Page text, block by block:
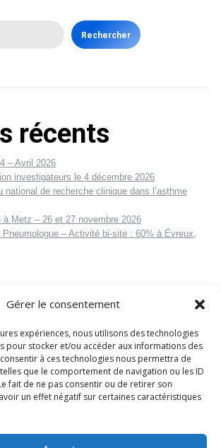
Gérer le consentement
expériences, nous utilisons des technologies
pour stocker et/ou accéder aux informations des
à ces technologies nous permettra de
que le comportement de navigation ou les ID
fait de ne pas consentir ou de retirer son
un effet négatif sur certaines caractéristiques
Rechercher
récents
– Avril 2026
investigateurs le 4 décembre 2026
national de recherche clinique dans l’asthme
Metz – 26 et 27 novembre 2026
Pneumologue – Activité bi-site : 60% à Évreux,